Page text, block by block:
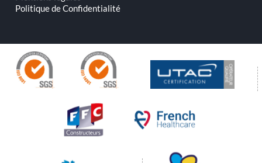
Politique de Confidentialité